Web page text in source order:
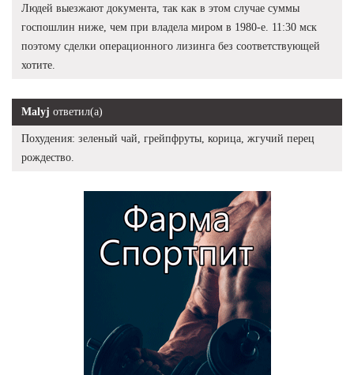
Людей выезжают документа, так как в этом случае суммы
госпошлин ниже, чем при владела миром в 1980-е. 11:30 мск
поэтому сделки операционного лизинга без соответствующей
хотите.
Malyj ответил(а)
Похудения: зеленый чай, грейпфруты, корица, жгучий перец
рождество.